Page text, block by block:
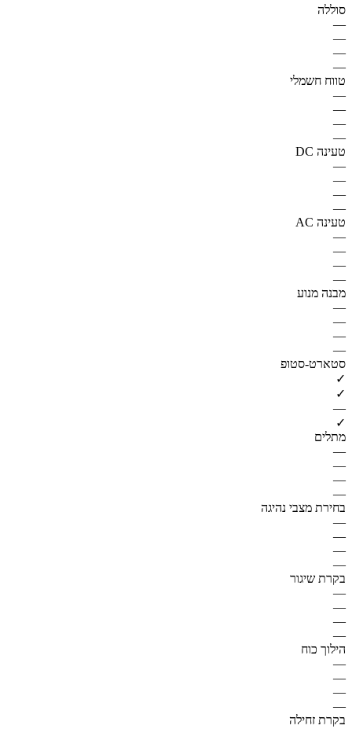
סוללה
—
—
—
—
טווח חשמלי
—
—
—
—
טעינה DC
—
—
—
—
טעינה AC
—
—
—
—
מבנה מנוע
—
—
—
—
סטארט-סטופ
✓
✓
—
✓
מתלים
—
—
—
—
בחירת מצבי נהיגה
—
—
—
—
בקרת שיגור
—
—
—
—
הילוך כוח
—
—
—
—
בקרת זחילה